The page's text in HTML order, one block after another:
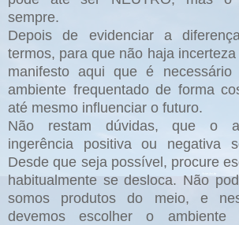
sempre.
Depois de evidenciar a
termos, para que não haja
manifesto aqui que é
ambiente frequentado de forma
até mesmo influenciar o futuro.
Não restam dúvidas, que o
ingerência positiva ou negativa
Desde que seja possível, procure
habitualmente se desloca. Não
somos produtos do meio, e
devemos escolher o ambiente